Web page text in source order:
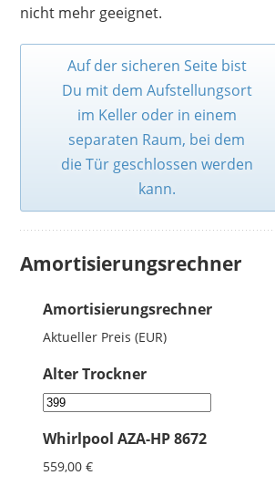
nicht mehr geeignet.
Auf der sicheren Seite bist
Du mit dem Aufstellungsort
im Keller oder in einem
separaten Raum, bei dem
die Tür geschlossen werden
kann.
Amortisierungsrechner
Amortisierungsrechner
Aktueller Preis (EUR)
Alter Trockner
Whirlpool AZA-HP 8672
559,00 €